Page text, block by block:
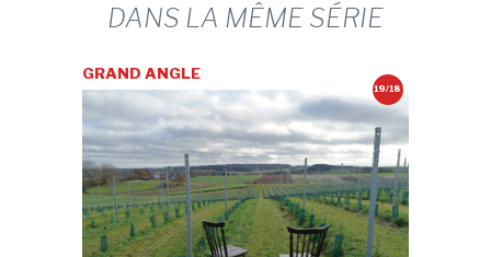
DANS LA MÊME SÉRIE
19/18
GRAND ANGLE